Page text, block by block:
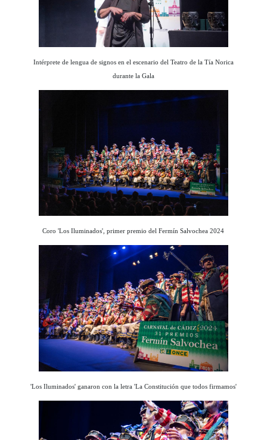
Intérprete de lengua de signos en el escenario del Teatro de la Tía Norica
durante la Gala
Coro 'Los Iluminados', primer premio del Fermín Salvochea 2024
'Los Iluminados' ganaron con la letra 'La Constitución que todos firmamos'